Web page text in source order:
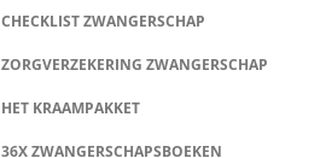
CHECKLIST ZWANGERSCHAP
ZORGVERZEKERING ZWANGERSCHAP
HET KRAAMPAKKET
36X ZWANGERSCHAPSBOEKEN